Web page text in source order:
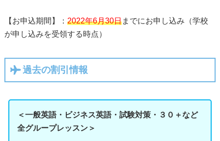
【お申込期間】： 2022年6月30日までにお申し込み（学校
が申し込みを受領する時点）
過去の割引情報
＜一般英語・ビジネス英語・試験対策・３０＋など
全グループレッスン＞